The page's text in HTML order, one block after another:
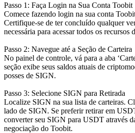
Passo 1: Faça Login na Sua Conta Toobit
Comece fazendo login na sua conta
Certifique-se de ter concluído qualquer
necessária para acessar todos os recursos
Passo 2: Navegue até a Seção de Carteira
No painel de controle, vá para a aba
seção exibe seus saldos atuais de
posses de SIGN.
Passo 3: Selecione SIGN para Retirada
Localize SIGN na sua lista de carteiras.
lado de SIGN. Se preferir retirar em
converter seu SIGN para USDT através
negociação do Toobit.